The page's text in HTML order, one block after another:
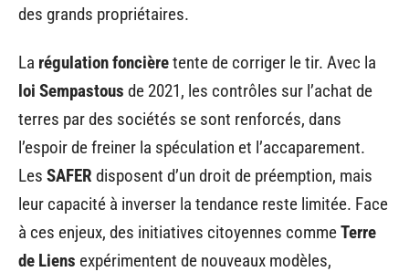
des grands propriétaires.
La régulation foncièretente de corriger le tir. Avec la
loi Sempastous de 2021, les contrôles sur l’achat de
terres par des sociétés se sont renforcés, dans
l’espoir de freiner la spéculation et l’accaparement.
Les SAFER disposent d’un droit de préemption, mais
leur capacité à inverser la tendance reste limitée. Face
à ces enjeux, des initiatives citoyennes commeTerre
de Liens expérimentent de nouveaux modèles,